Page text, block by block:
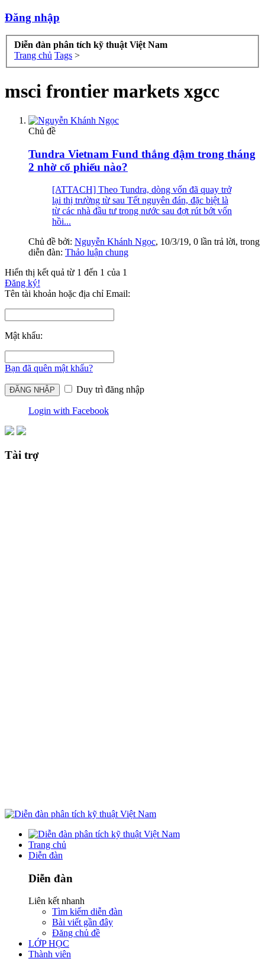
Đăng nhập
Diễn đàn phân tích kỹ thuật Việt Nam
Trang chủ Tags >
msci frontier markets xgcc
Chủ đề
Tundra Vietnam Fund thắng đậm trong tháng
2 nhờ cổ phiếu nào?
[ATTACH] Theo Tundra, dòng vốn đã quay trở
lại thị trường từ sau Tết nguyên đán, đặc biệt là
từ các nhà đầu tư trong nước sau đợt rút bớt vốn
hồi...
Chủ đề bởi: Nguyễn Khánh Ngọc, 10/3/19, 0 lần trả lời, trong
diễn đàn: Thảo luận chung
Hiển thị kết quả từ 1 đến 1 của 1
Đăng ký!
Tên tài khoản hoặc địa chỉ Email:
Mật khẩu:
Bạn đã quên mật khẩu?
Duy trì đăng nhập
Login with Facebook
Tài trợ
Trang chủ
Diễn đàn
Diễn đàn
Liên kết nhanh
Tìm kiếm diễn đàn
Bài viết gần đây
Đăng chủ đề
LỚP HỌC
Thành viên